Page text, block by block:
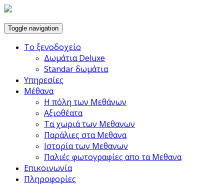
Toggle navigation
Το ξενοδοχείο
Δωμάτια Deluxe
Standar δωμάτια
Υπηρεσίες
Μέθανα
Η πόλη των Μεθάνων
Αξιοθέατα
Τα χωριά των Μεθανων
Παράλιες στα Μεθανα
Ιστορία των Μεθανων
Παλιές φωτογραφίες απο τα Μεθανα
Επικοινωνία
Πληροφορίες